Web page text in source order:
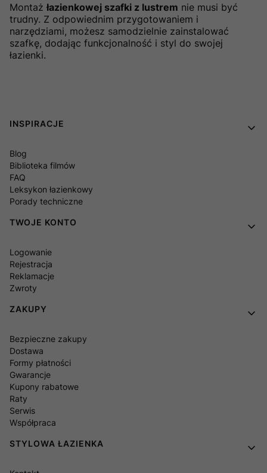
Montaż łazienkowej szafki z lustrem nie musi być
trudny. Z odpowiednim przygotowaniem i
narzędziami, możesz samodzielnie zainstalować
szafkę, dodając funkcjonalność i styl do swojej
łazienki.
Linki w stopce
INSPIRACJE
Blog
Biblioteka filmów
FAQ
Leksykon łazienkowy
Porady techniczne
TWOJE KONTO
Logowanie
Rejestracja
Reklamacje
Zwroty
ZAKUPY
Bezpieczne zakupy
Dostawa
Formy płatności
Gwarancje
Kupony rabatowe
Raty
Serwis
Współpraca
STYLOWA ŁAZIENKA